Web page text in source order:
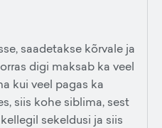
saadetakse kõrvale ja
digi maksab ka veel
kui veel pagas ka
siis kohe siblima, sest
sekeldusi ja siis